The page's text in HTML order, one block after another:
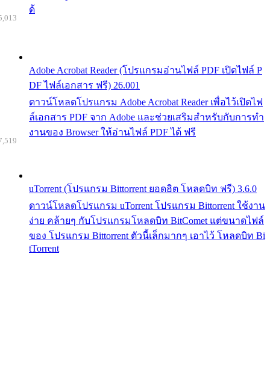
ด้
Adobe Acrobat Reader (โปรแกรมอ่านไฟล์ PDF เปิดไฟล์ P
DF ไฟล์เอกสาร ฟรี) 26.001
ดาวน์โหลดโปรแกรม Adobe Acrobat Reader เพื่อไว้เปิดไฟ
ล์เอกสาร PDF จาก Adobe และช่วยเสริมสำหรับกับการทำ
งานของ Browser ให้อ่านไฟล์ PDF ได้ ฟรี
uTorrent (โปรแกรม Bittorrent ยอดฮิต โหลดบิท ฟรี) 3.6.0
ดาวน์โหลดโปรแกรม uTorrent โปรแกรม Bittorrent ใช้งาน
ง่าย คล้ายๆ กับโปรแกรมโหลดบิท BitComet แต่ขนาดไฟล์
ของ โปรแกรม Bittorrent ตัวนี้เล็กมากๆ เอาไว้ โหลดบิท Bi
tTorrent